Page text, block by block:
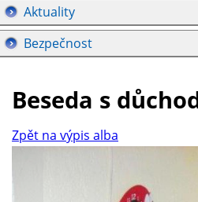
Aktuality
Bezpečnost
Beseda s
Zpět na výpis alba